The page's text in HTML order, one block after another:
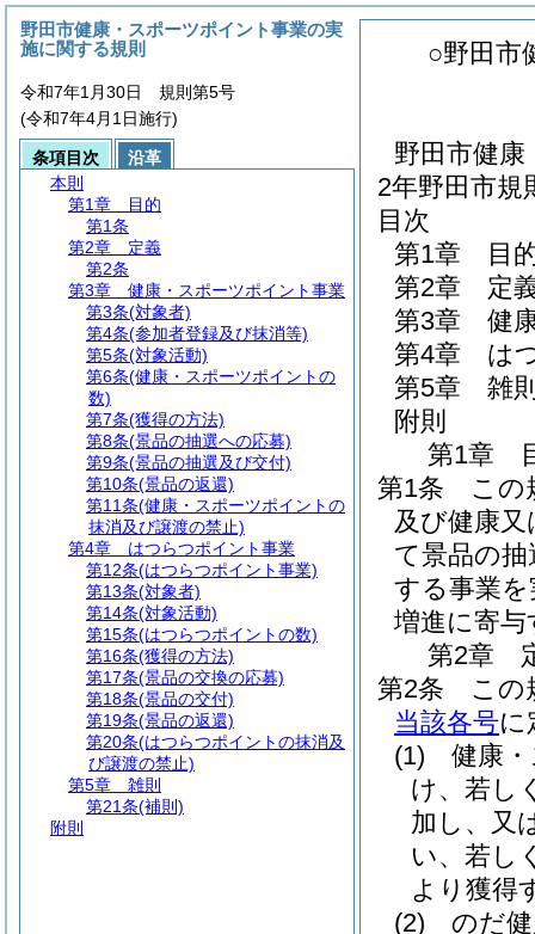
○野田市
野田市健
2年野田市規
目次
第1章
目
第2章
定
第3章
健
第4章
は
第5章
雑
附則
第1章
第1条
この
及び健康
て景品の
する事業
増進に寄
第2章
第2条
この
当該各号に
(1)
健康
け、若し
加し、又
い、若し
より獲得
(2)
のだ
野田市健康・スポーツポイント事業の実
施に関する規則
令和7年1月30日 規則第5号
(令和7年4月1日施行)
条項目次
沿革
本則
第1章
目的
第1条
第2章
定義
第2条
第3章
健康・スポーツポイント事業
第3条(対象者)
第4条(参加者登録及び抹消等)
第5条(対象活動)
第6条(健康・スポーツポイントの
数)
第7条(獲得の方法)
第8条(景品の抽選への応募)
第9条(景品の抽選及び交付)
第10条(景品の返還)
第11条(健康・スポーツポイントの
抹消及び譲渡の禁止)
第4章
はつらつポイント事業
第12条(はつらつポイント事業)
第13条(対象者)
第14条(対象活動)
第15条(はつらつポイントの数)
第16条(獲得の方法)
第17条(景品の交換の応募)
第18条(景品の交付)
第19条(景品の返還)
第20条(はつらつポイントの抹消及
び譲渡の禁止)
第5章
雑則
第21条(補則)
附則